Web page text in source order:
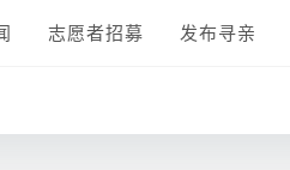
志愿者招募 发布寻亲